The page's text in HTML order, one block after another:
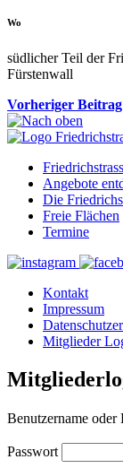
Wo
südlicher Teil der
Fürstenwall
Vorheriger Beitrag
Angebote
Die Friedrichs
Freie Flächen
Termine
Kontakt
Impressum
Mitglieder
Benutzername
Passwort